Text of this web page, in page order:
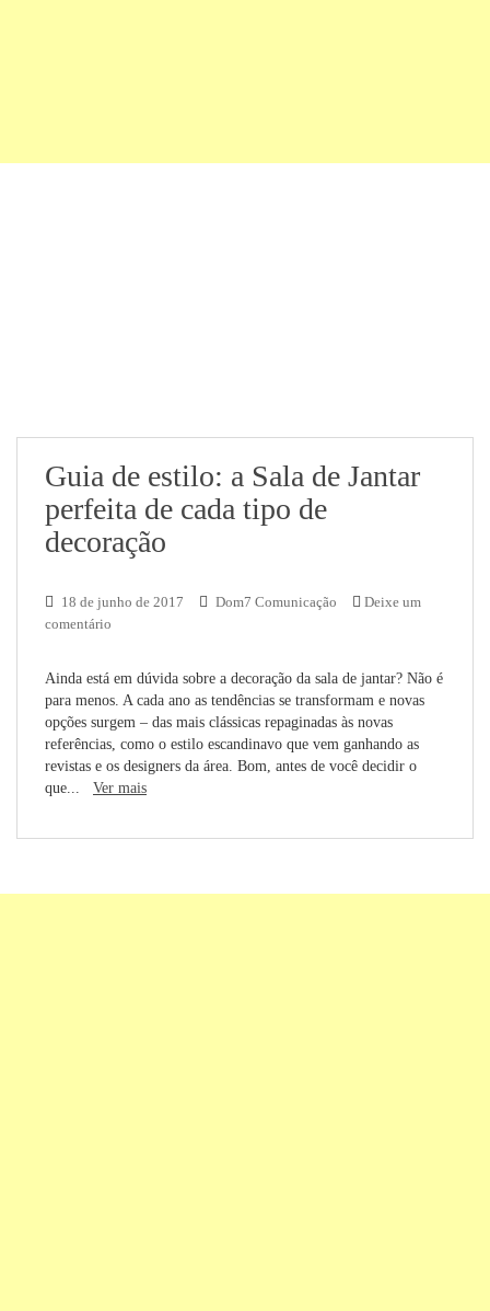
Guia de estilo: a Sala de Jantar
perfeita de cada tipo de
decoração
18 de junho de 2017 Dom7 Comunicação
Deixe um
comentário
Ainda está em dúvida sobre a decoração da sala de jantar? Não é
para menos. A cada ano as tendências se transformam e novas
opções surgem – das mais clássicas repaginadas às novas
referências, como o estilo escandinavo que vem ganhando as
revistas e os designers da área. Bom, antes de você decidir o
que... Ver mais